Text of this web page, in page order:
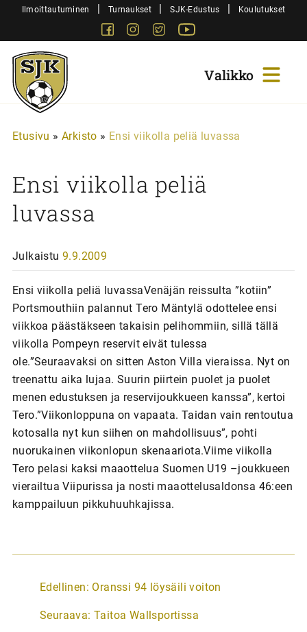
SiirryIlmoittautuminen | Turnaukset | SJK-Edustus | Koulutukset
FacebookInstagram
Twitter
Sjk-
Juniorit
Etusivu » Arkisto » Ensi viikolla peliä luvassa
Ensi viikolla peliä
luvassa
Julkaistu 9.9.2009
Ensi viikolla peliä luvassaVenäjän reissulta ”kotiin”
Portsmouthiin palannut Tero Mäntylä odottelee ensi
viikkoa päästäkseen takaisin pelihommiin, sillä tällä
viikolla Pompeyn reservit eivät tulessa
ole.”Seuraavaksi on sitten Aston Villa vieraissa. Nyt on
treenattu aika lujaa. Suurin piirtein puolet ja puolet
menen edustuksen ja reservijoukkueen kanssa”, kertoi
Tero.”Viikonloppuna on vapaata. Taidan vain rentoutua
kotosalla nyt kun siihen on mahdollisuus”, pohti
nuorukainen viikonlopun skenaariota.Viime viikolla
Tero pelasi kaksi maaottelua Suomen U19 –joukkueen
vierailtua Viipurissa ja nosti maaottelusaldonsa 46:een
kamppailuun pikkuhuuhkajissa.
A
t
Edellinen: Oranssi 94 löysäili voiton
Seuraava: Taitoa Wallsportissa